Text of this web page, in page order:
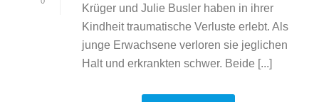
Krüger und Julie Busler haben in ihrer
Kindheit traumatische Verluste erlebt. Als
junge Erwachsene verloren sie jeglichen
Halt und erkrankten schwer. Beide [...]